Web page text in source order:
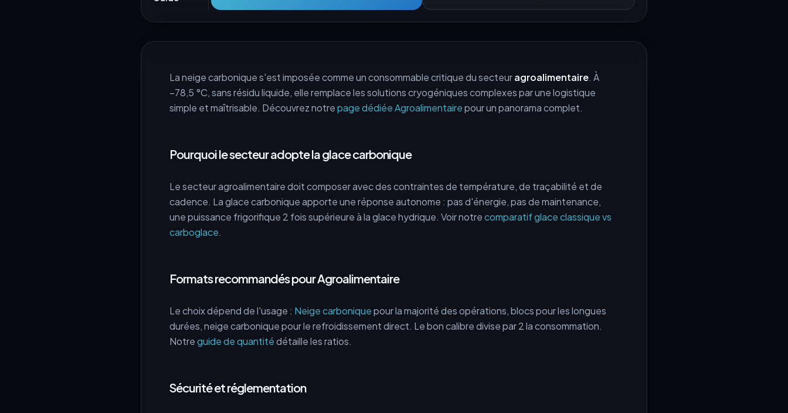
La neige carbonique s'est imposée comme un consommable critique du secteuragroalimentaire. À
−78,5 °C, sans résidu liquide, elle remplace les solutions cryogéniques complexes par une logistique
simple et maîtrisable. Découvrez notrepage dédiée Agroalimentairepour un panorama complet.
Pourquoi le secteur adopte la glace carbonique
Le secteur agroalimentaire doit composer avec des contraintes de température, de traçabilité et de
cadence. La glace carbonique apporte une réponse autonome : pas d'énergie, pas de maintenance,
une puissance frigorifique 2 fois supérieure à la glace hydrique. Voir notrecomparatif glace classique vs
carboglace.
Formats recommandés pour Agroalimentaire
Le choix dépend de l'usage : Neige carboniquepour la majorité des opérations, blocs pour les longues
durées, neige carbonique pour le refroidissement direct. Le bon calibre divise par 2 la consommation.
Notreguide de quantitédétaille les ratios.
Sécurité et réglementation